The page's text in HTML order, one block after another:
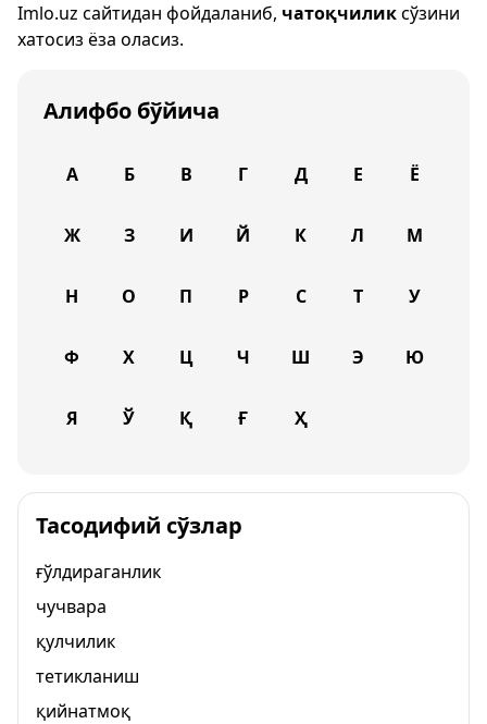
Imlo.uz сайтидан фойдаланиб, чатоқчиликсўзини
хатосиз ёза оласиз.
Алифбо бўйича
А Б В Г Д Е Ё
Ж З И Й К Л М
Н О П Р С Т У
Ф Х Ц Ч Ш Э Ю
Я Ў Қ Ғ Ҳ
Тасодифий сўзлар
ғўлдираганлик
чучвара
қулчилик
тетикланиш
қийнатмоқ